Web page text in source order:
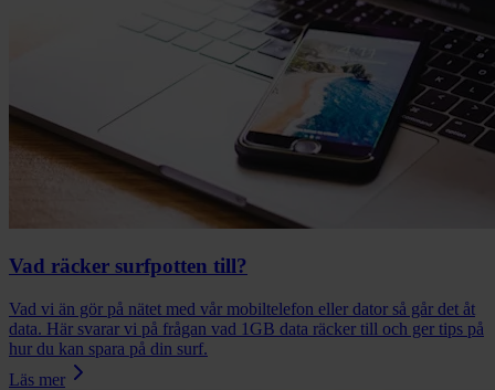
Vad räcker surfpotten till?
Vad vi än gör på nätet med vår mobiltelefon eller dator så går det åt
data. Här svarar vi på frågan vad 1GB data räcker till och ger tips på
hur du kan spara på din surf.
Läs mer